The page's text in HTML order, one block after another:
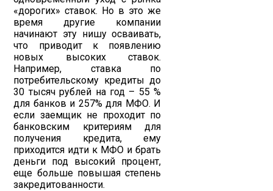
«дорогих» ставок. Но в это же
время другие компании
начинают эту нишу осваивать,
что приводит к появлению
новых высоких ставок.
Например, ставка по
потребительскому кредиты до
30 тысяч рублей на год – 55 %
для банков и 257% для МФО. И
если заемщик не проходит по
банковским критериям для
получения кредита, ему
приходится идти к МФО и брать
деньги под высокий процент,
еще больше повышая степень
закредитованности.